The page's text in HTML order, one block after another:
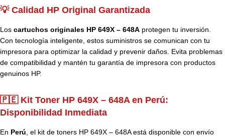
💡 Calidad HP Original Garantizada
Los cartuchos originales HP 649X – 648A protegen tu inversión.
Con tecnología inteligente, estos suministros se comunican con tu
impresora para optimizar la calidad y prevenir daños. Evita problemas
de compatibilidad y mantén tu garantía de impresora con productos
genuinos HP.
🇵🇪 Kit Toner HP 649X – 648A en Perú:
Disponibilidad Inmediata
En Perú, el kit de toners HP 649X – 648A está disponible con envío